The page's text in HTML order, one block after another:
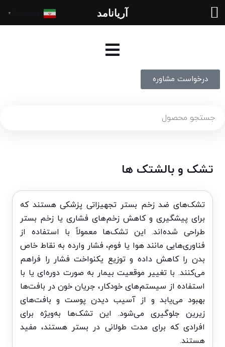
درخواست مشاوره
تشک و بالشتک ها
تشک‌های ضد زخم بستر تجهیزاتی پزشکی هستند که
برای پیشگیری و کاهش زخم‌های فشاری یا زخم بستر
طراحی شده‌اند. این تشک‌ها معمولاً با استفاده از
فناوری‌هایی مانند هوا یا فوم، فشار وارده به نقاط خاص
بدن را کاهش داده و توزیع یکنواخت فشار را فراهم
می‌کنند. با تغییر موقعیت بیمار به صورت دوره‌ای یا با
استفاده از سیستم‌های خودکار، جریان خون در بافت‌ها
بهبود می‌یابد و از آسیب دیدن پوست و بافت‌های
زیرین جلوگیری می‌شود. این تشک‌ها به‌ویژه برای
افرادی که برای مدت طولانی در بستر هستند، مفید
هستند.
▼ آریانامد